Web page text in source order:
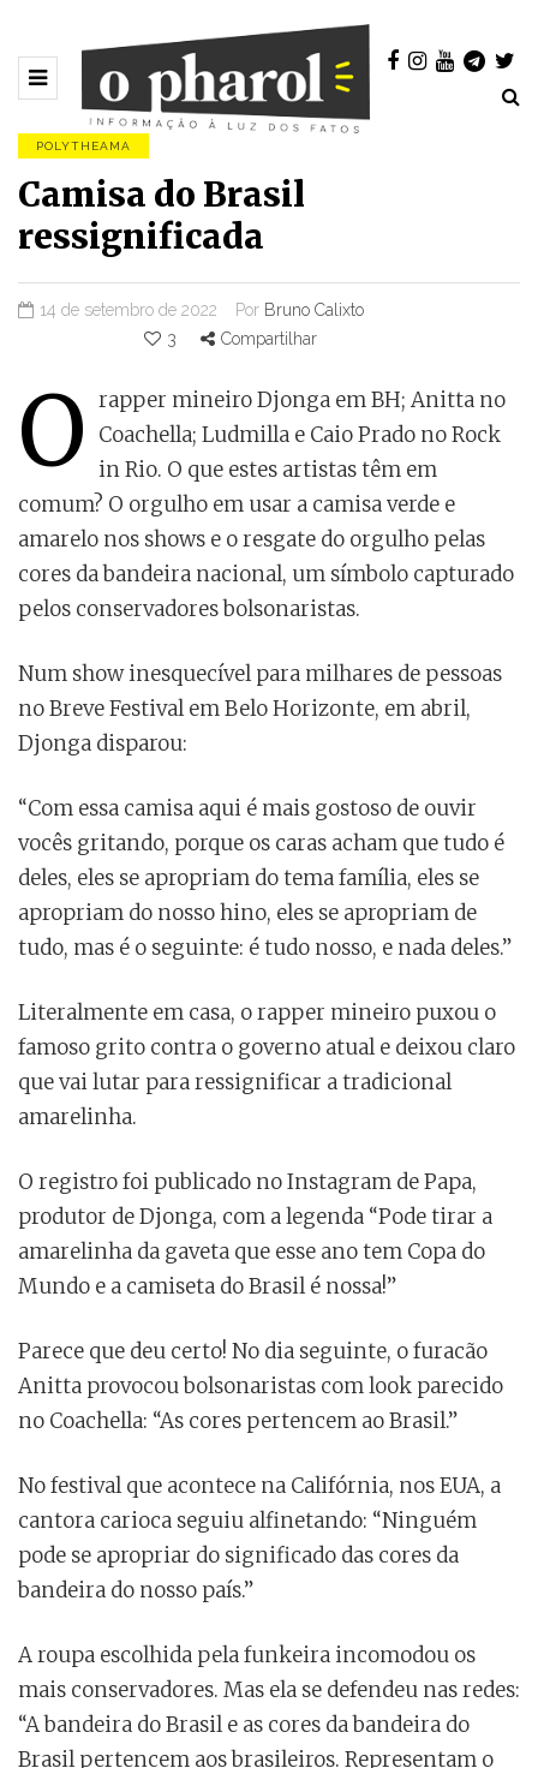
POLYTHEAMA
Camisa do Brasil
ressignificada
14 de setembro de 2022 Por Bruno Calixto
3
Compartilhar
O rapper mineiro Djonga em BH; Anitta no
Coachella; Ludmilla e Caio Prado no Rock
in Rio. O que estes artistas têm em
comum? O orgulho em usar a camisa verde e
amarelo nos shows e o resgate do orgulho pelas
cores da bandeira nacional, um símbolo capturado
pelos conservadores bolsonaristas.
Num show inesquecível para milhares de pessoas
no Breve Festival em Belo Horizonte, em abril,
Djonga disparou:
“Com essa camisa aqui é mais gostoso de ouvir
vocês gritando, porque os caras acham que tudo é
deles, eles se apropriam do tema família, eles se
apropriam do nosso hino, eles se apropriam de
tudo, mas é o seguinte: é tudo nosso, e nada deles.”
Literalmente em casa, o rapper mineiro puxou o
famoso grito contra o governo atual e deixou claro
que vai lutar para ressignificar a tradicional
amarelinha.
O registro foi publicado no Instagram de Papa,
produtor de Djonga, com a legenda “Pode tirar a
amarelinha da gaveta que esse ano tem Copa do
Mundo e a camiseta do Brasil é nossa!”
Parece que deu certo! No dia seguinte, o furacão
Anitta provocou bolsonaristas com look parecido
no Coachella: “As cores pertencem ao Brasil.”
No festival que acontece na Califórnia, nos EUA, a
cantora carioca seguiu alfinetando: “Ninguém
pode se apropriar do significado das cores da
bandeira do nosso país.”
A roupa escolhida pela funkeira incomodou os
mais conservadores. Mas ela se defendeu nas redes:
“A bandeira do Brasil e as cores da bandeira do
Brasil pertencem aos brasileiros. Representam o